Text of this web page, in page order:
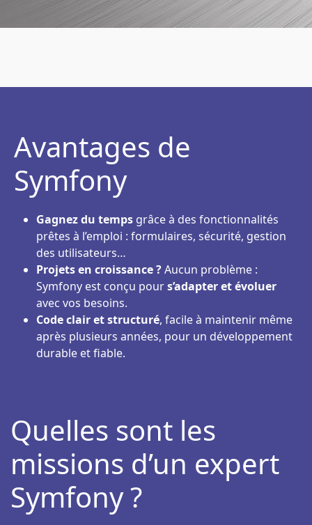
Avantages de
Symfony
Gagnez du temps grâce à des fonctionnalités
prêtes à l’emploi : formulaires, sécurité, gestion
des utilisateurs…
Projets en croissance ?Aucun problème :
Symfony est conçu pours’adapter et évoluer
avec vos besoins.
Code clair et structuré, facile à maintenir même
après plusieurs années, pour un développement
durable et fiable.
Quelles sont les
missions d’un expert
Symfony ?